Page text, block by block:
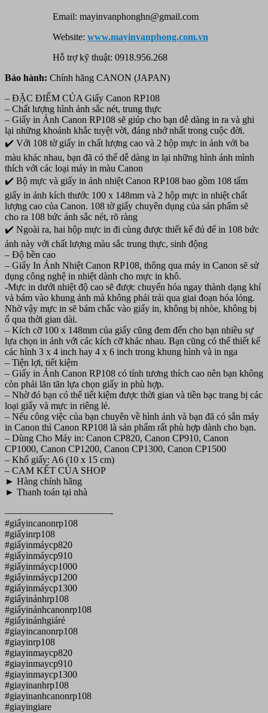
Email: mayinvanphonghn@gmail.com
Website: www.mayinvanphong.com.vn
Hỗ trợ kỹ thuật: 0918.956.268
Bảo hành: Chính hãng CANON (JAPAN)
– ĐẶC ĐIỂM CỦA Giấy Canon RP108
– Chất lượng hình ảnh sắc nét, trung thực
– Giấy in Ảnh Canon RP108 sẽ giúp cho bạn dễ dàng in ra và ghi
lại những khoảnh khắc tuyệt vời, đáng nhớ nhất trong cuộc đời.
✔️ Với 108 tờ giấy in chất lượng cao và 2 hộp mực in ảnh với ba
màu khác nhau, bạn đã có thể dễ dàng in lại những hình ảnh mình
thích với các loại máy in màu Canon
✔️ Bộ mực và giấy in ảnh nhiệt Canon RP108 bao gồm 108 tấm
giấy in ảnh kích thước 100 x 148mm và 2 hộp mực in nhiệt chất
lượng cao của Canon. 108 tờ giấy chuyên dụng của sản phẩm sẽ
cho ra 108 bức ảnh sắc nét, rõ ràng
✔️ Ngoài ra, hai hộp mực in đi cùng được thiết kế đủ để in 108 bức
ảnh này với chất lượng màu sắc trung thực, sinh động
– Độ bền cao
– Giấy In Ảnh Nhiệt Canon RP108, thông qua máy in Canon sẽ sử
dụng công nghệ in nhiệt dành cho mực in khô.
-Mực in dưới nhiệt độ cao sẽ được chuyển hóa ngay thành dạng khí
và bám vào khung ảnh mà không phải trải qua giai đoạn hóa lỏng.
Nhờ vậy mực in sẽ bám chắc vào giấy in, không bị nhòe, không bị
ố qua thời gian dài.
– Kích cỡ 100 x 148mm của giấy cũng đem đến cho bạn nhiều sự
lựa chọn in ảnh với các kích cỡ khác nhau. Bạn cũng có thể thiết kế
các hình 3 x 4 inch hay 4 x 6 inch trong khung hình và in nga
– Tiện lợi, tiết kiệm
– Giấy in Ảnh Canon RP108 có tính tương thích cao nên bạn không
còn phải lăn tăn lựa chọn giấy in phù hợp.
– Nhờ đó bạn có thể tiết kiệm được thời gian và tiền bạc trang bị các
loại giấy và mực in riêng lẻ.
– Nếu công việc của bạn chuyên về hình ảnh và bạn đã có sẵn máy
in Canon thì Canon RP108 là sản phẩm rất phù hợp dành cho bạn.
– Dùng Cho Máy in: Canon CP820, Canon CP910, Canon
CP1000, Canon CP1200, Canon CP1300, Canon CP1500
– Khổ giấy: A6 (10 x 15 cm)
– CAM KẾT CỦA SHOP
► Hàng chính hãng
► Thanh toán tại nhà
———————————-
#giấyincanonrp108
#giấyinrp108
#giấyinmáycp820
#giấyinmáycp910
#giấyinmáycp1000
#giấyinmáycp1200
#giấyinmáycp1300
#giấyinảnhrp108
#giấyinảnhcanonrp108
#giấyinảnhgiárẻ
#giayincanonrp108
#giayinrp108
#giayinmaycp820
#giayinmaycp910
#giayinmaycp1300
#giayinanhrp108
#giayinanhcanonrp108
#giayingiare